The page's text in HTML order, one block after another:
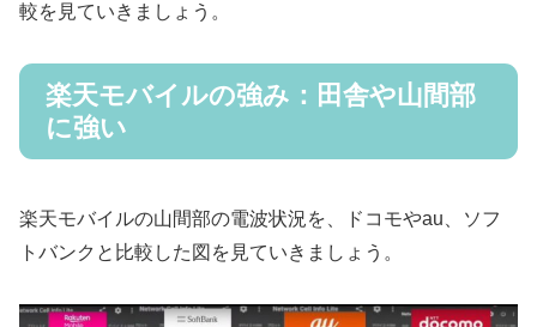
較を見ていきましょう。
楽天モバイルの強み：田舎や山間部
に強い
楽天モバイルの山間部の電波状況を、ドコモやau、ソフ
トバンクと比較した図を見ていきましょう。